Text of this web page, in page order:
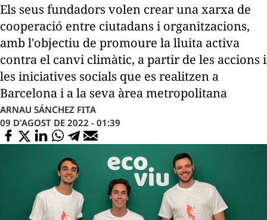
Els seus fundadors volen crear una xarxa de
cooperació entre ciutadans i organitzacions,
amb l'objectiu de promoure la lluita activa
contra el canvi climàtic, a partir de les accions i
les iniciatives socials que es realitzen a
Barcelona i a la seva àrea metropolitana
ARNAU SÁNCHEZ FITA
09 D'AGOST DE 2022 - 01:39